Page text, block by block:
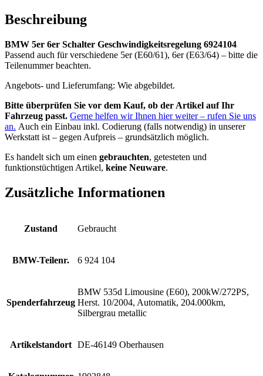
Beschreibung
BMW 5er 6er Schalter Geschwindigkeitsregelung 6924104
Passend auch für verschiedene 5er (E60/61), 6er (E63/64) – bitte die
Teilenummer beachten.
Angebots- und Lieferumfang: Wie abgebildet.
Bitte überprüfen Sie vor dem Kauf, ob der Artikel auf Ihr
Fahrzeug passt. Gerne helfen wir Ihnen hier weiter – rufen Sie uns
an. Auch ein Einbau inkl. Codierung (falls notwendig) in unserer
Werkstatt ist – gegen Aufpreis – grundsätzlich möglich.
Es handelt sich um einen gebrauchten, getesteten und
funktionstüchtigen Artikel, keine Neuware.
Zusätzliche Informationen
Zustand Gebraucht
BMW-Teilenr. 6 924 104
Spenderfahrzeug
BMW 535d Limousine (E60), 200kW/272PS,
Herst. 10/2004, Automatik, 204.000km,
Silbergrau metallic
Artikelstandort DE-46149 Oberhausen